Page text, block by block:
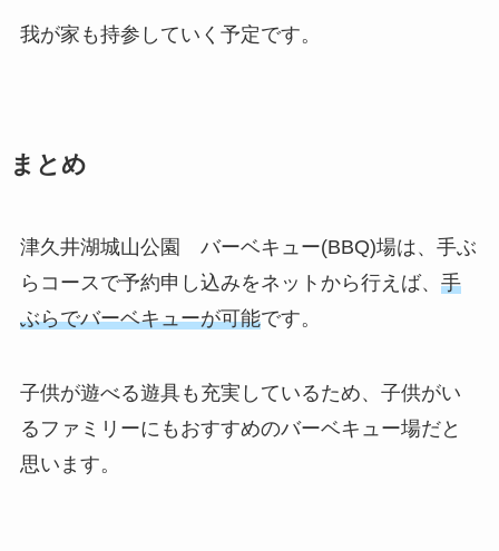
我が家も持参していく予定です。
まとめ
津久井湖城山公園 バーベキュー(BBQ)場は、手ぶ
らコースで予約申し込みをネットから行えば、 手
ぶらでバーベキューが可能です。
子供が遊べる遊具も充実しているため、子供がい
るファミリーにもおすすめのバーベキュー場だと
思います。